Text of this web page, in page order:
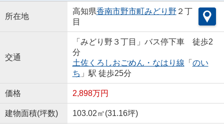
所在地
高知県香南市野市町みどり野 ２丁
目
交通
「みどり野３丁目」バス停下車 徒歩2
分
土佐くろしおごめん・なはり線 「 のい
ち 」駅 徒歩25分
価格 2,898万円
建物面積(坪数) 103.02㎡(31.16坪)